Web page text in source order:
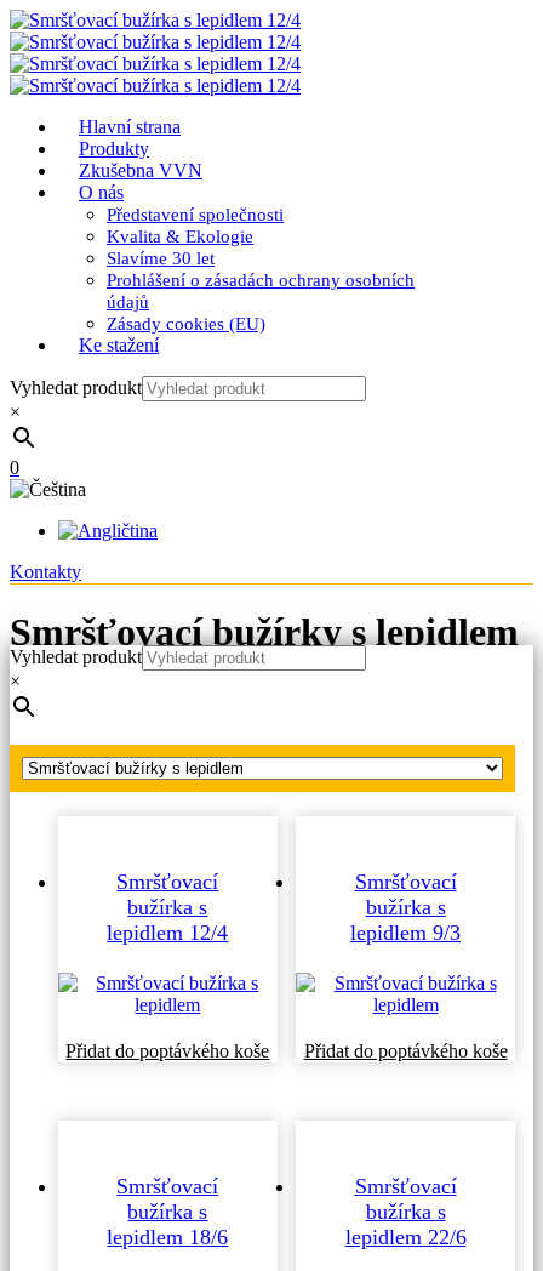
Hlavní strana
Produkty
Zkušebna VVN
O nás
Představení společnosti
Kvalita & Ekologie
Slavíme 30 let
Prohlášení o zásadách ochrany osobních
údajů
Zásady cookies (EU)
Ke stažení
Vyhledat produkt
×
0
Kontakty
Smršťovací bužírky s lepidlem
Vyhledat produkt
×
Smršťovací
bužírka s
lepidlem 12/4
Přidat do poptávkého koše
Smršťovací
bužírka s
lepidlem 9/3
Přidat do poptávkého koše
Smršťovací
bužírka s
lepidlem 18/6
Smršťovací
bužírka s
lepidlem 22/6